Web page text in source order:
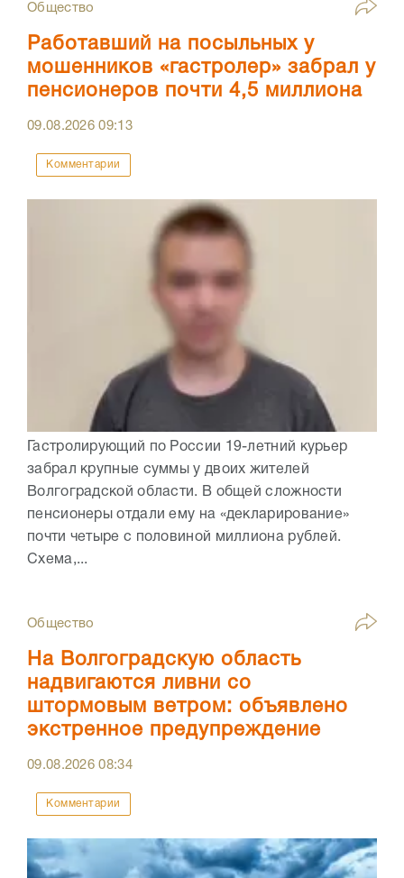
Общество
Работавший на посыльных у
мошенников «гастролер» забрал у
пенсионеров почти 4,5 миллиона
09.08.202609:13
Комментарии
Гастролирующий по России 19-летний курьер
забрал крупные суммы у двоих жителей
Волгоградской области. В общей сложности
пенсионеры отдали ему на «декларирование»
почти четыре с половиной миллиона рублей.
Схема,...
Общество
На Волгоградскую область
надвигаются ливни со
штормовым ветром: объявлено
экстренное предупреждение
09.08.202608:34
Комментарии